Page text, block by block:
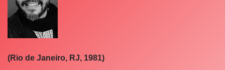
(Rio de Janeiro, RJ, 1981)